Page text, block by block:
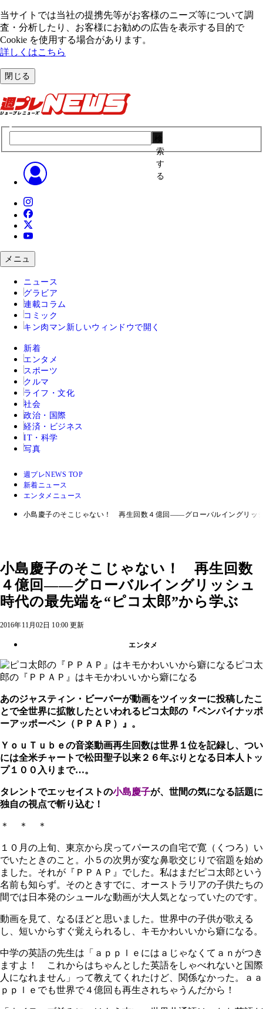
当サイトでは当社の提携先等がお客様のニーズ等について調
査・分析したり、お客様にお勧めの広告を表⽰する⽬的で
Cookie を使⽤する場合があります。
詳しくはこちら
閉じる
索
す
る
メニュ
ニュース
グラビア
連載コラム
コミック
キン肉マン 新しいウィンドウで開く
新着
エンタメ
スポーツ
クルマ
ライフ・文化
社会
政治・国際
経済・ビジネス
IT・科学
写真
週プレNEWS TOP
新着ニュース
エンタメニュース
小島慶子のそこじゃない！ 再生回数４億回――グローバルイングリッ
小島慶子のそこじゃない！ 再生回数
４億回――グローバルイングリッシュ
時代の最先端を“ピコ太郎”から学ぶ
2016年11月02日 10:00 更新
エンタメ
ピコ太
郎の『ＰＰＡＰ』はキモかわいいから癖になる
あのジャスティン・ビーバーが動画をツイッターに投稿したこ
とで全世界に拡散したといわれるピコ太郎の『ペンパイナッポ
ーアッポーペン（ＰＰＡＰ）』。
ＹｏｕＴｕｂｅの音楽動画再生回数は世界１位を記録し、つい
には全米チャートで松田聖子以来２６年ぶりとなる日本人トッ
プ１００入りまで…。
タレントでエッセイストの小島慶子が、世間の気になる話題に
独自の視点で斬り込む！
＊ ＊ ＊
１０月の上旬、東京から戻ってパースの自宅で寛（くつろ）い
でいたときのこと。小５の次男が変な鼻歌交じりで宿題を始め
ました。それが『ＰＰＡＰ』でした。私はまだピコ太郎という
名前も知らず。そのときすでに、オーストラリアの子供たちの
間では日本発のシュールな動画が大人気となっていたのです。
動画を見て、なるほどと思いました。世界中の子供が歌える
し、短いからすぐ覚えられるし、キモかわいいから癖になる。
中学の英語の先生は「ａｐｐｌｅにはａじゃなくてａｎがつき
ますよ！ これからはちゃんとした英語をしゃべれないと国際
人になれません」って教えてくれたけど、関係なかった。ａａ
ｐｐｌｅでも世界で４億回も再生されちゃうんだから！